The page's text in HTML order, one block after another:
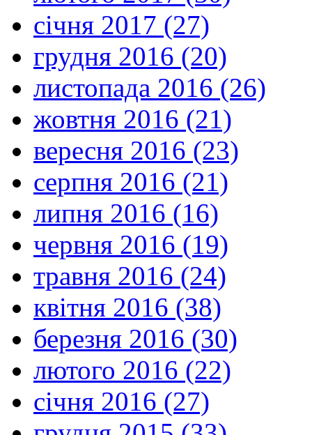
січня 2017 (27)
грудня 2016 (20)
листопада 2016 (26)
жовтня 2016 (21)
вересня 2016 (23)
серпня 2016 (21)
липня 2016 (16)
червня 2016 (19)
травня 2016 (24)
квітня 2016 (38)
березня 2016 (30)
лютого 2016 (22)
січня 2016 (27)